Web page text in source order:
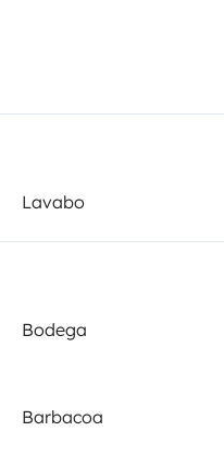
Lavabo
Bodega
Barbacoa